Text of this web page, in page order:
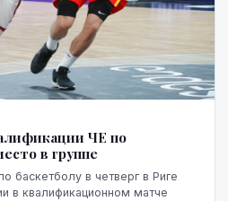
ЧЕ по
в группе
баскетболу в четверг в Риге
в квалификационном матче